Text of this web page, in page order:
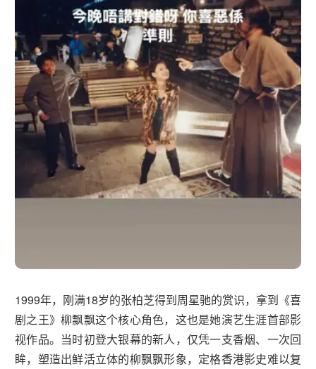
1999年，刚满18岁的张柏芝得到周星驰的赏识，拿到《喜
剧之王》柳飘飘这个核心角色，这也是她演艺生涯首部影
视作品。当时初登大银幕的新人，仅凭一支香烟、一次回
眸，塑造出鲜活立体的柳飘飘形象，定格香港影史难以复